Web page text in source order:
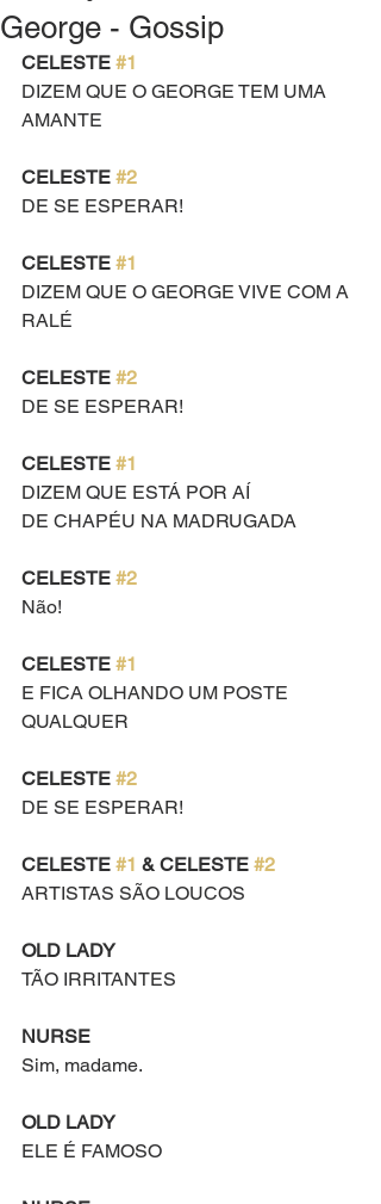
George - Gossip
CELESTE #1
DIZEM QUE O GEORGE TEM UMA
AMANTE
CELESTE #2
DE SE ESPERAR!
CELESTE #1
DIZEM QUE O GEORGE VIVE COM A
RALÉ
CELESTE #2
DE SE ESPERAR!
CELESTE #1
DIZEM QUE ESTÁ POR AÍ
DE CHAPÉU NA MADRUGADA
CELESTE #2
Não!
CELESTE #1
E FICA OLHANDO UM POSTE
QUALQUER
CELESTE #2
DE SE ESPERAR!
CELESTE #1 & CELESTE #2
ARTISTAS SÃO LOUCOS
OLD LADY
TÃO IRRITANTES
NURSE
Sim, madame.
OLD LADY
ELE É FAMOSO